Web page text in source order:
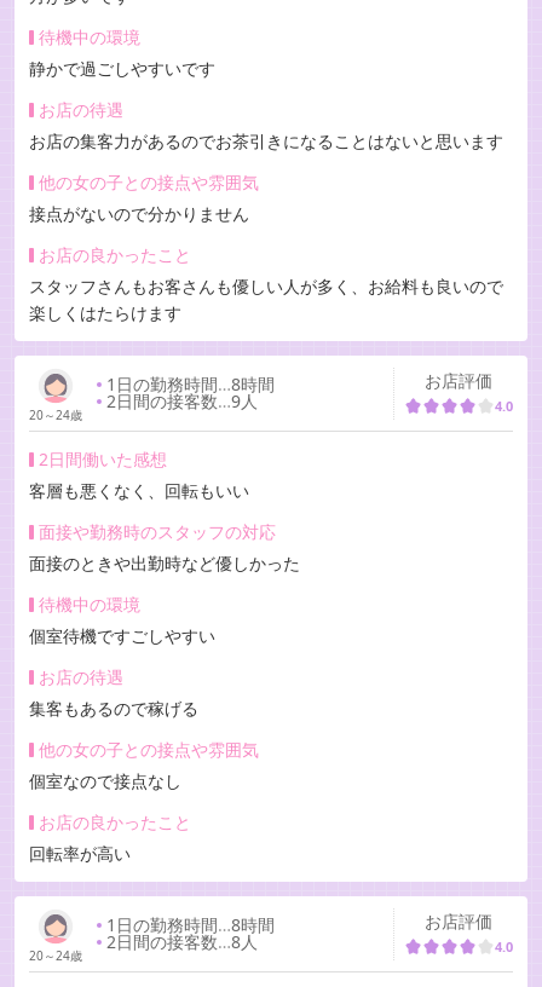
待機中の環境
静かで過ごしやすいです
お店の待遇
お店の集客力があるのでお茶引きになることはないと思います
他の女の子との接点や雰囲気
接点がないので分かりません
お店の良かったこと
スタッフさんもお客さんも優しい人が多く、お給料も良いので
楽しくはたらけます
20～24歳
1日の勤務時間…8時間
2日間の接客数…9人
お店評価
4.0
2日間働いた感想
客層も悪くなく、回転もいい
面接や勤務時のスタッフの対応
面接のときや出勤時など優しかった
待機中の環境
個室待機ですごしやすい
お店の待遇
集客もあるので稼げる
他の女の子との接点や雰囲気
個室なので接点なし
お店の良かったこと
回転率が高い
20～24歳
1日の勤務時間…8時間
2日間の接客数…8人
お店評価
4.0